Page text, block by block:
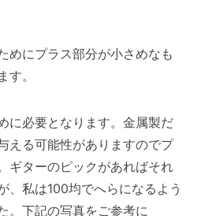
めにプラス部分が小さめなも
す。
に必要となります。金属製だ
える可能性がありますのでプ
ギターのピックがあればそれ
、私は100均でへらになるよう
。下記の写真をご参考に